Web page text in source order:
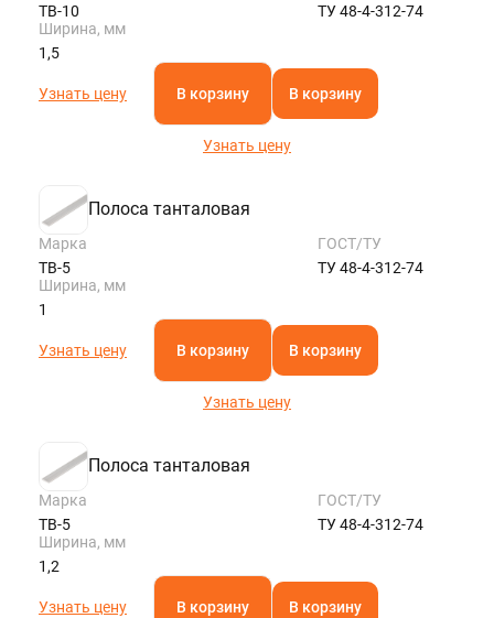
ТВ-10
ТУ 48-4-312-74
Ширина, мм
1,5
Узнать цену В корзину В корзину
Узнать цену
Полоса танталовая
Марка
ТВ-5
ГОСТ/ТУ
ТУ 48-4-312-74
Ширина, мм
1
Узнать цену В корзину В корзину
Узнать цену
Полоса танталовая
Марка
ТВ-5
ГОСТ/ТУ
ТУ 48-4-312-74
Ширина, мм
1,2
Узнать цену В корзину В корзину